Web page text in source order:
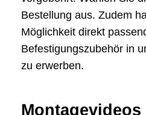
Bestellung aus. Zudem
Möglichkeit direkt
Befestigungszubehör in
zu erwerben.
Montagevideos